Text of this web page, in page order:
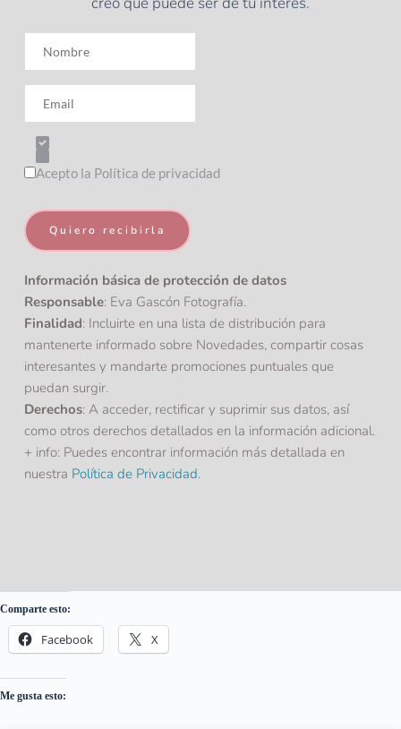
Acepto la Política de privacidad
Quiero recibirla
Información básica de protección de datos
Responsable: Eva Gascón Fotografía.
Finalidad: Incluirte en una lista de distribución para
mantenerte informado sobre Novedades, compartir cosas
interesantes y mandarte promociones puntuales que
puedan surgir.
Derechos: A acceder, rectificar y suprimir sus datos, así
como otros derechos detallados en la información adicional.
+ info: Puedes encontrar información más detallada en
nuestra Política de Privacidad.
Comparte esto:
Facebook X
Me gusta esto: